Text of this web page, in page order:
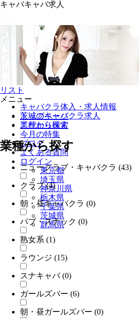
キャバキャバ求人
リスト
メニュー
トップページ
こだわり検索
今月の特集
ブログ
よくある質問
ログイン
東京都
埼玉県
神奈川県
栃木県
千葉県
茨城県
群馬県
キャバクラ体入・求人情報
茨城のキャバクラ求人
業種から探す
業種から探す
ニュークラブ・キャバクラ (43)
クラブ(4)
朝・昼キャバクラ (0)
パブ・スナック (0)
熟女系 (1)
ラウンジ (15)
スナキャバ(0)
ガールズバー (6)
朝・昼ガールズバー (0)